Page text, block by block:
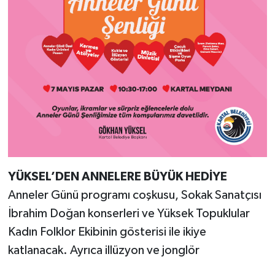
YÜKSEL’DEN ANNELERE BÜYÜK HEDİYE
Anneler Günü programı coşkusu, Sokak Sanatçısı
İbrahim Doğan konserleri ve Yüksek Topuklular
Kadın Folklor Ekibinin gösterisi ile ikiye
katlanacak. Ayrıca illüzyon ve jonglör